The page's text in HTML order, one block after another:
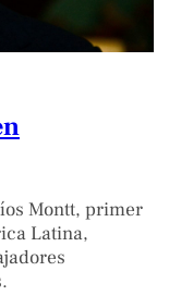
Montt, primer
Latina,